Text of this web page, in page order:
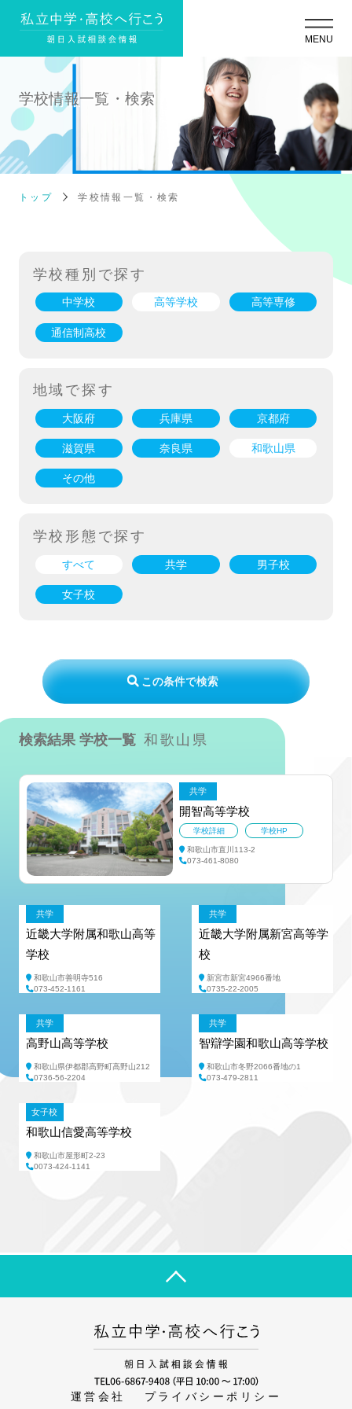
学校情報一覧・検索
トップ 学校情報一覧・検索
学校種別で探す
中学校 高等学校 高等専修
通信制高校
地域で探す
大阪府 兵庫県 京都府
滋賀県 奈良県 和歌山県
その他
学校形態で探す
すべて 共学 男子校
女子校
この条件で検索
検索結果 学校一覧 和歌山県
共学
開智高等学校
学校詳細 学校HP
和歌山市直川113-2
073-461-8080
共学
近畿大学附属和歌山高等
学校
和歌山市善明寺516
073-452-1161
共学
近畿大学附属新宮高等学
校
新宮市新宮4966番地
0735-22-2005
共学
高野山高等学校
和歌山県伊都郡高野町高野山212
0736-56-2204
共学
智辯学園和歌山高等学校
和歌山市冬野2066番地の1
073-479-2811
女子校
和歌山信愛高等学校
和歌山市屋形町2-23
0073-424-1141
運営会社 プライバシーポリシー